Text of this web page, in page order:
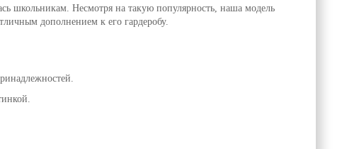
школьникам. Несмотря на такую популярность, наша модель
дополнением к его гардеробу.